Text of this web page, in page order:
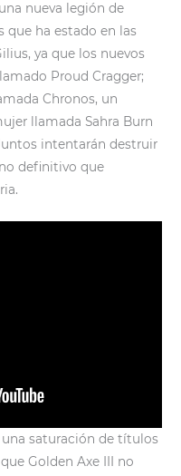
nueva legión de
que ha estado en las
ya que los nuevos
Proud Cragger;
Chronos, un
llamada Sahra Burn
intentarán destruir
definitivo que
saturación de títulos
Golden Axe III no